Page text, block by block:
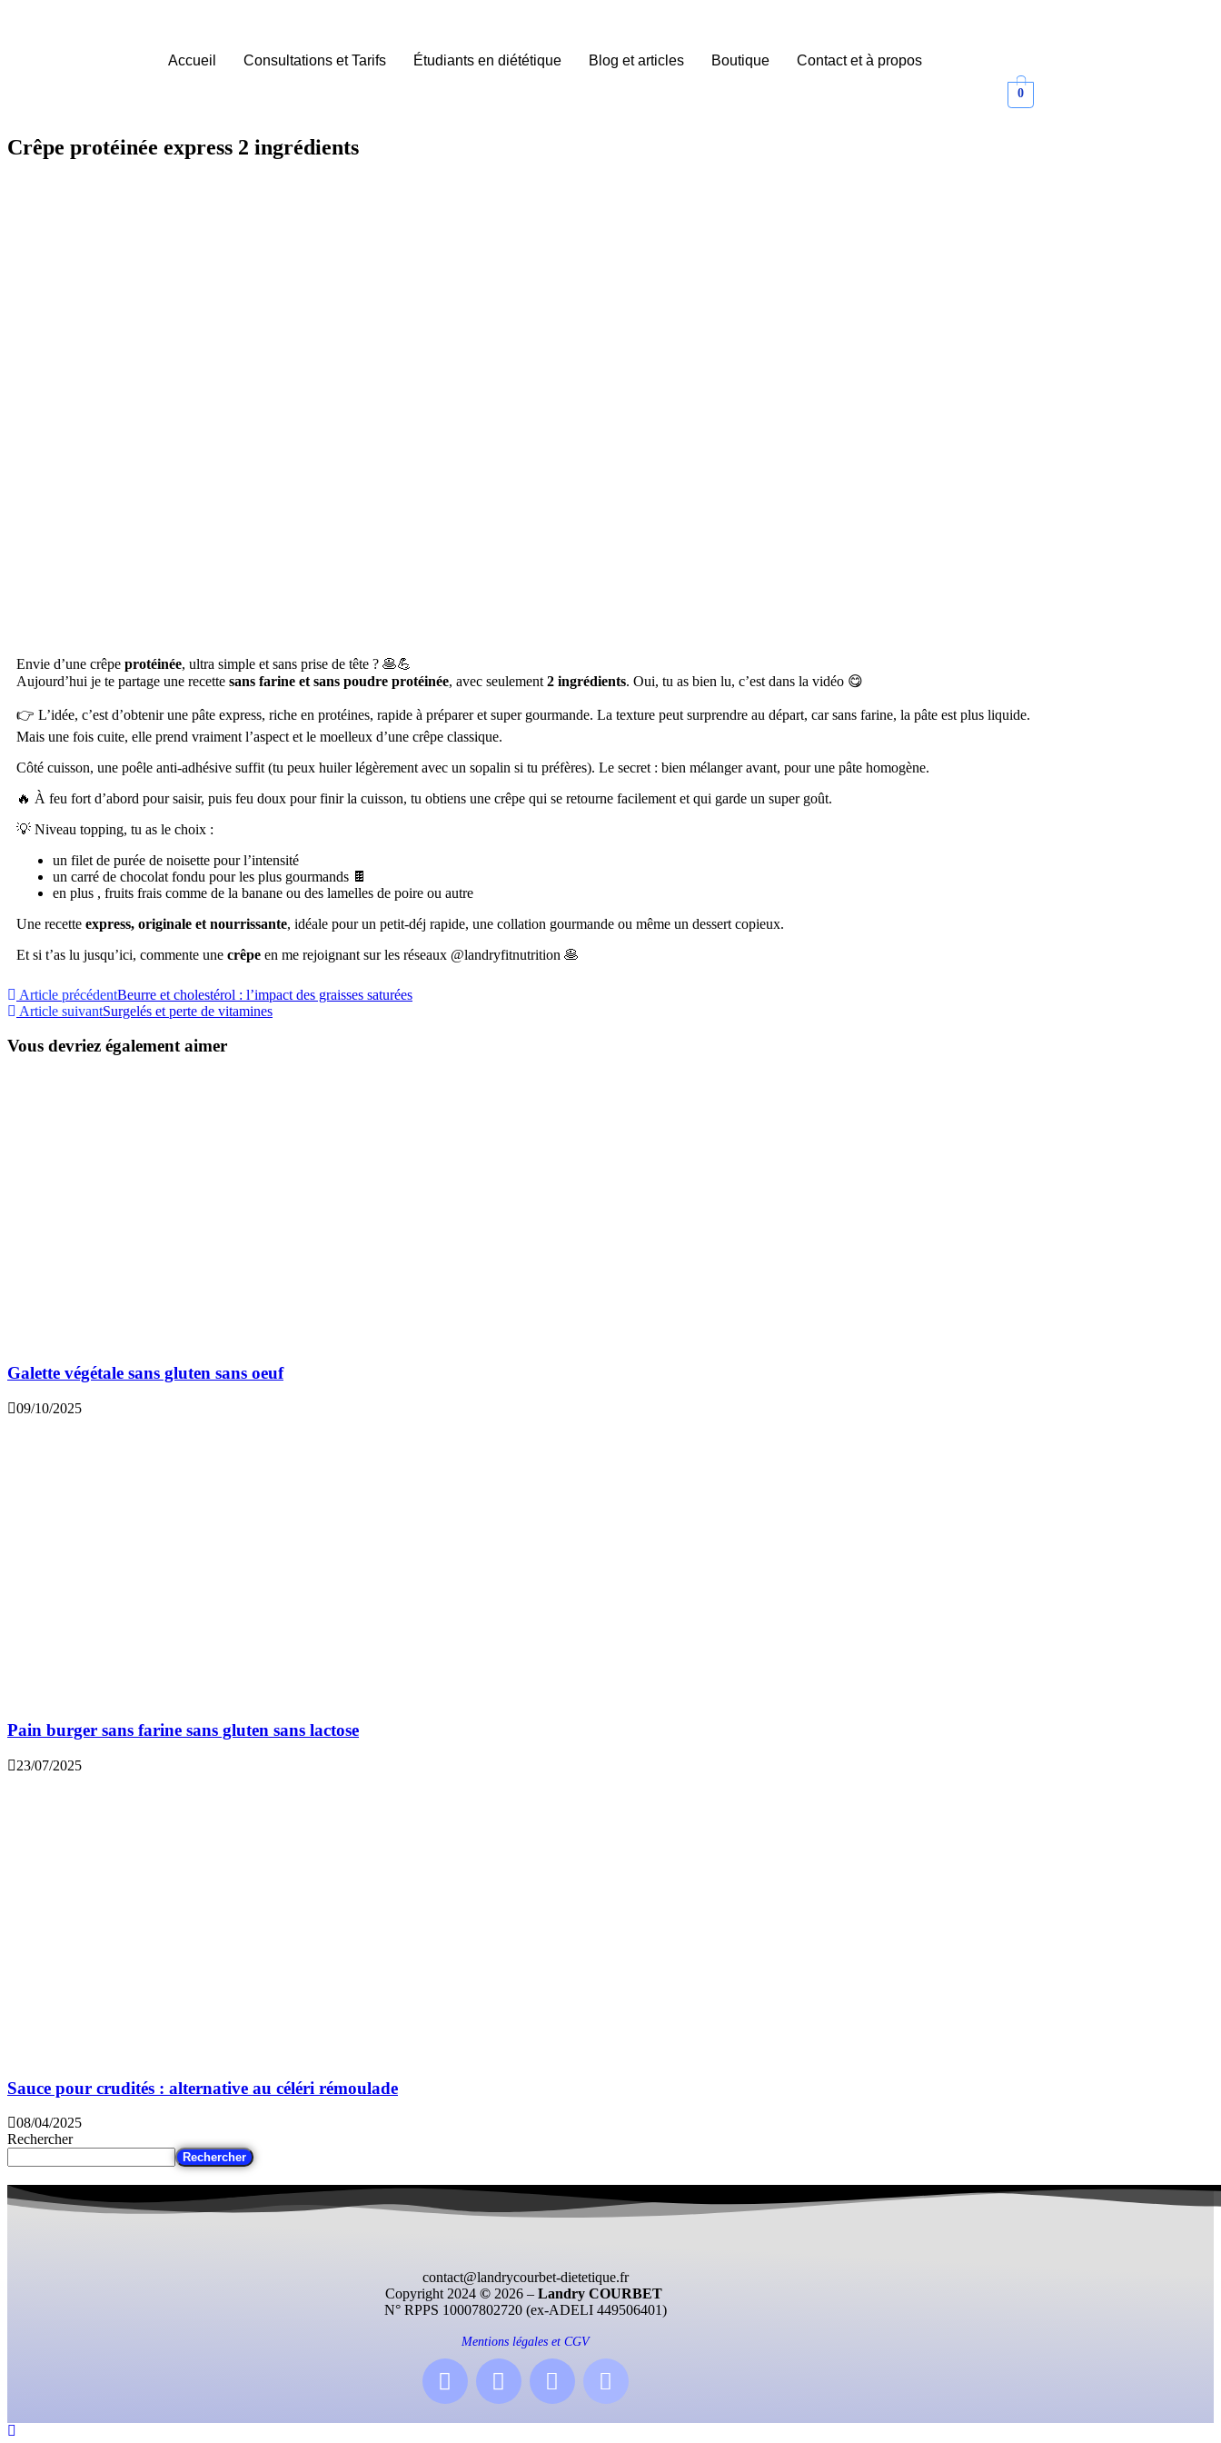
Accueil Consultations et Tarifs Étudiants en diététique Blog et articles Boutique Contact et à propos
0
Crêpe protéinée express 2 ingrédients
Envie d’une crêpe protéinée, ultra simple et sans prise de tête ? 🥞💪
Aujourd’hui je te partage une recette sans farine et sans poudre protéinée, avec seulement 2 ingrédients. Oui, tu as bien lu, c’est dans la vidéo 😋
👉 L’idée, c’est d’obtenir une pâte express, riche en protéines, rapide à préparer et super gourmande. La texture peut surprendre au départ, car sans farine, la pâte est plus liquide.
Mais une fois cuite, elle prend vraiment l’aspect et le moelleux d’une crêpe classique.
Côté cuisson, une poêle anti-adhésive suffit (tu peux huiler légèrement avec un sopalin si tu préfères). Le secret : bien mélanger avant, pour une pâte homogène.
🔥 À feu fort d’abord pour saisir, puis feu doux pour finir la cuisson, tu obtiens une crêpe qui se retourne facilement et qui garde un super goût.
💡 Niveau topping, tu as le choix :
un filet de purée de noisette pour l’intensité
un carré de chocolat fondu pour les plus gourmands 🍫
en plus , fruits frais comme de la banane ou des lamelles de poire ou autre
Une recette express, originale et nourrissante, idéale pour un petit-déj rapide, une collation gourmande ou même un dessert copieux.
Et si t’as lu jusqu’ici, commente une crêpe en me rejoignant sur les réseaux @landryfitnutrition 🥞
Article précédentBeurre et cholestérol : l’impact des graisses saturées
Article suivantSurgelés et perte de vitamines
Vous devriez également aimer
Galette végétale sans gluten sans oeuf
09/10/2025
Pain burger sans farine sans gluten sans lactose
23/07/2025
Sauce pour crudités : alternative au céléri rémoulade
08/04/2025
Rechercher
Rechercher
contact@landrycourbet-dietetique.fr
Copyright 2024 © 2026 – Landry COURBET
N° RPPS 10007802720 (ex-ADELI 449506401)
Mentions légales et CGV